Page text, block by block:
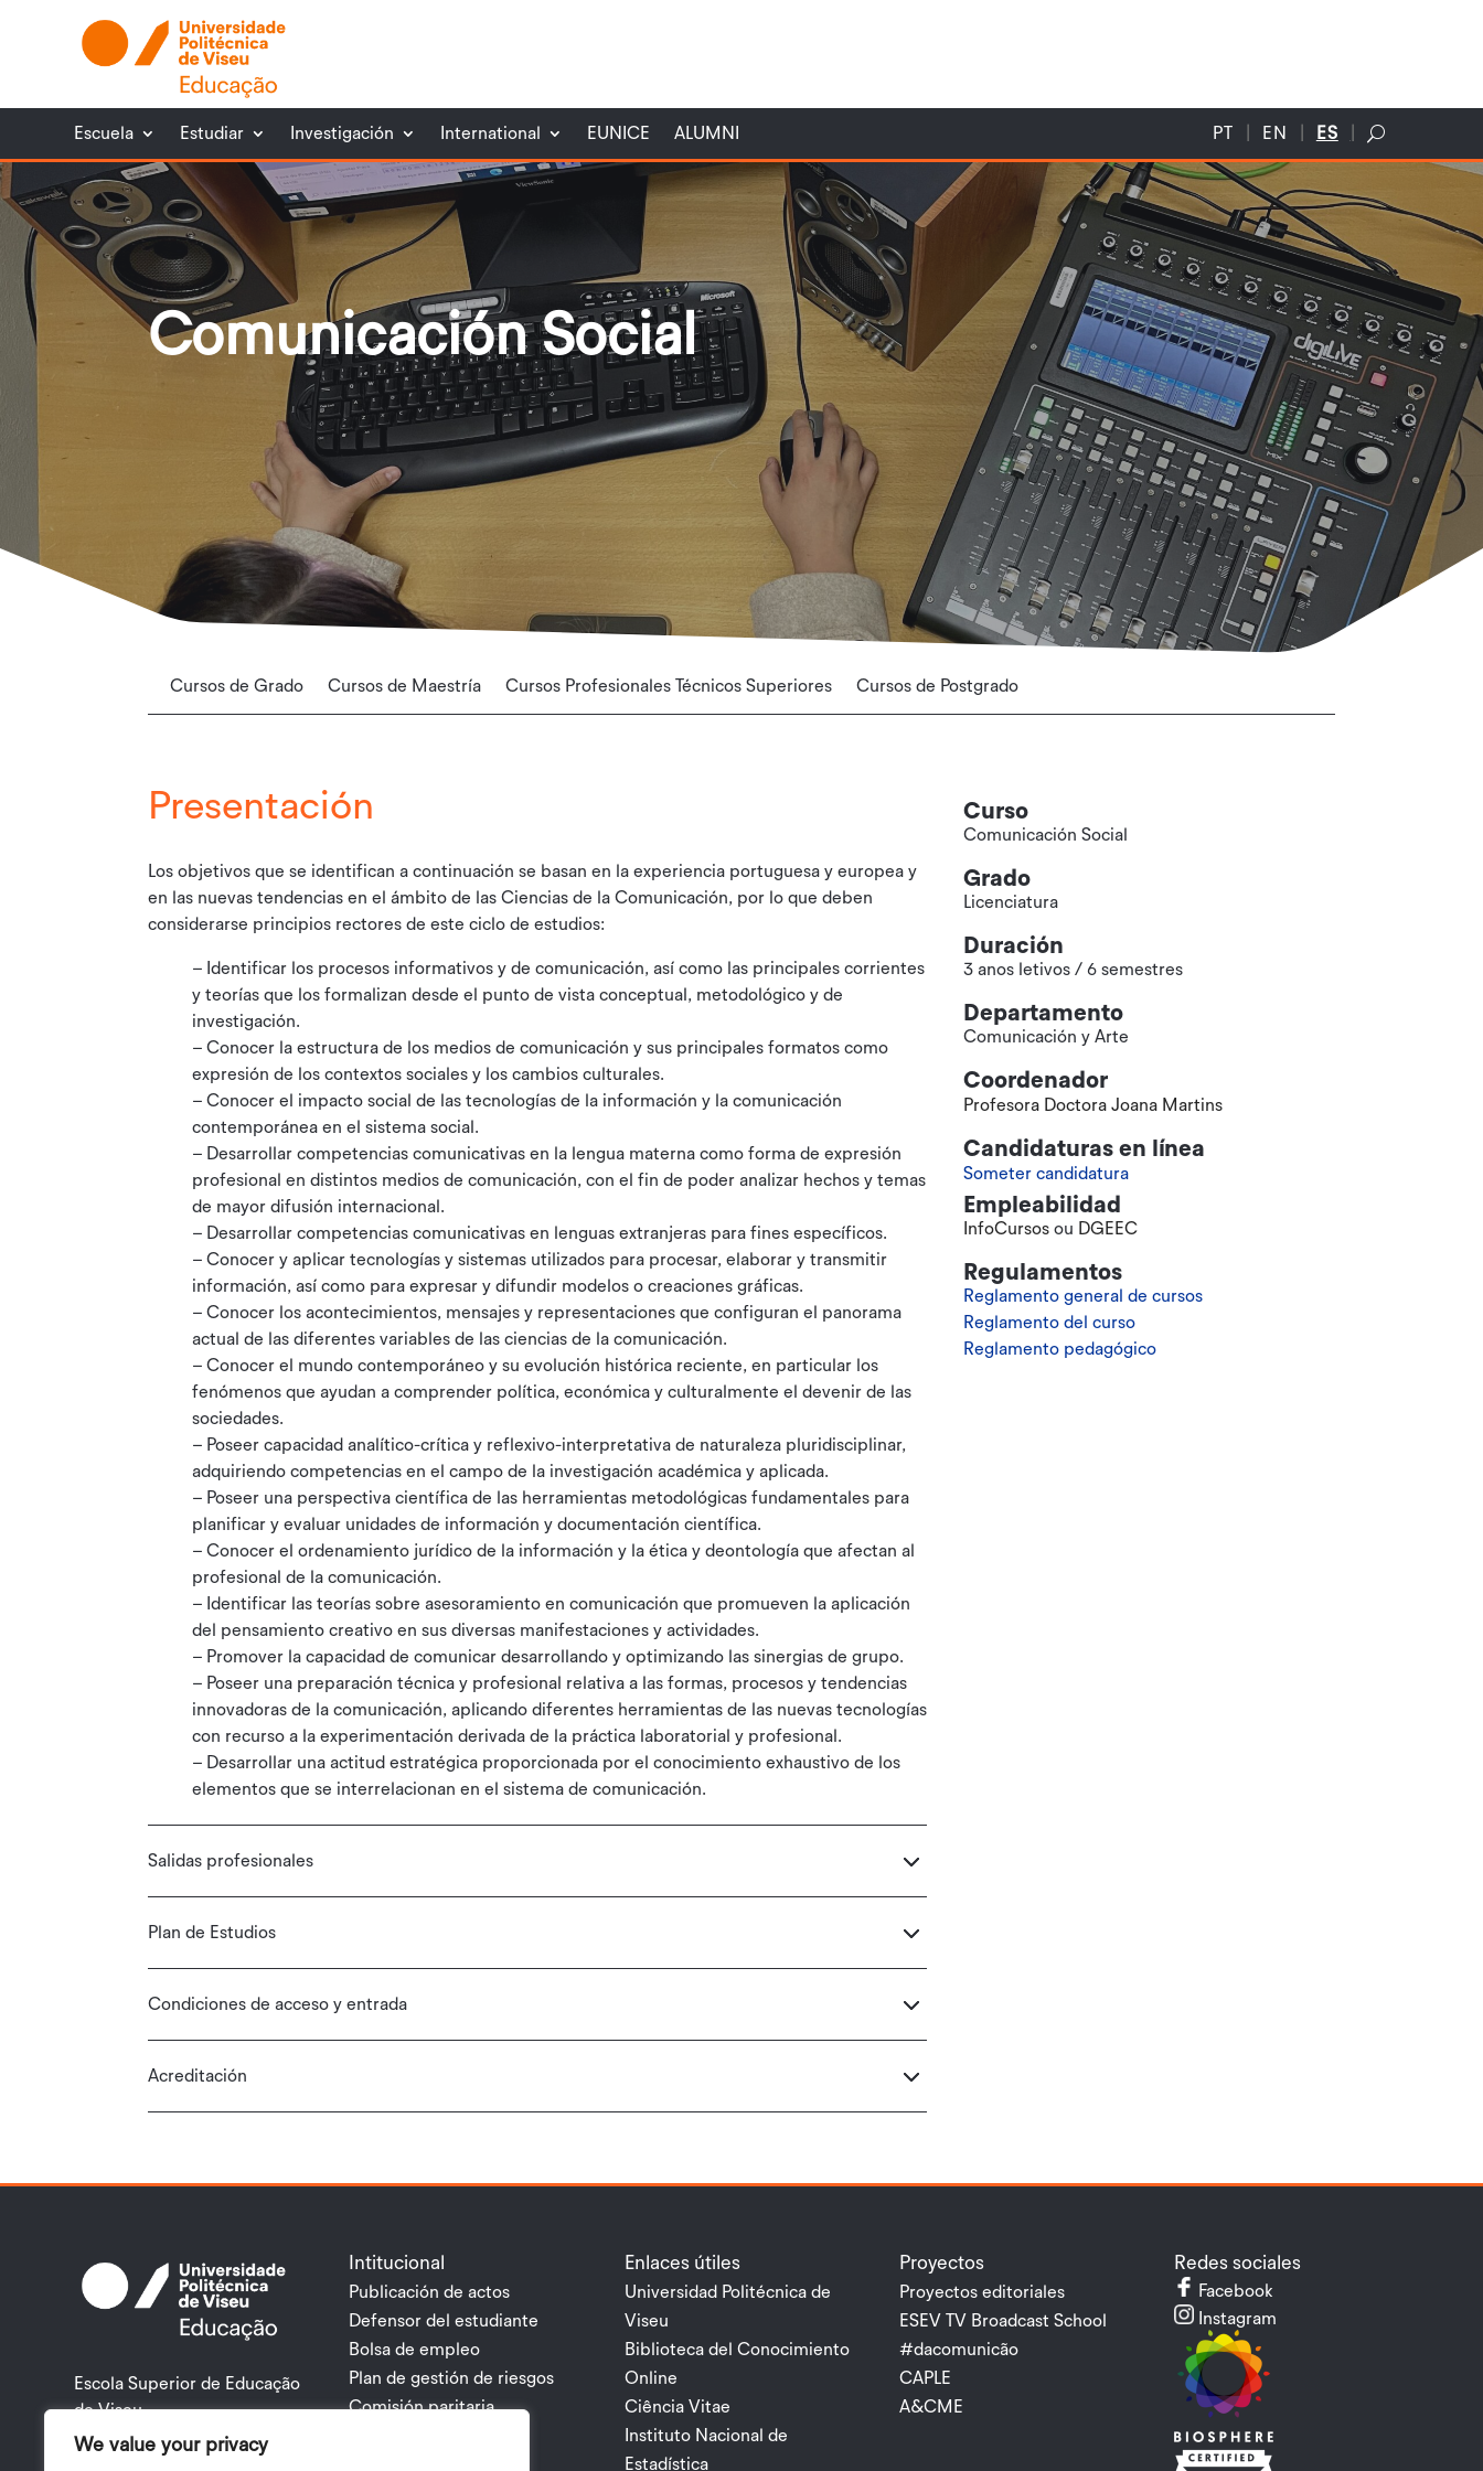
We value your privacy
Escuela Estudiar Investigación International EUNICE ALUMNI PT EN ES
Comunicación Social
Cursos de Grado Cursos de Maestría Cursos Profesionales Técnicos Superiores Cursos de Postgrado
Presentación
Los objetivos que se identifican a continuación se basan en la experiencia portuguesa y europea y
en las nuevas tendencias en el ámbito de las Ciencias de la Comunicación, por lo que deben
considerarse principios rectores de este ciclo de estudios:
– Identificar los procesos informativos y de comunicación, así como las principales corrientes
y teorías que los formalizan desde el punto de vista conceptual, metodológico y de
investigación.
– Conocer la estructura de los medios de comunicación y sus principales formatos como
expresión de los contextos sociales y los cambios culturales.
– Conocer el impacto social de las tecnologías de la información y la comunicación
contemporánea en el sistema social.
– Desarrollar competencias comunicativas en la lengua materna como forma de expresión
profesional en distintos medios de comunicación, con el fin de poder analizar hechos y temas
de mayor difusión internacional.
– Desarrollar competencias comunicativas en lenguas extranjeras para fines específicos.
– Conocer y aplicar tecnologías y sistemas utilizados para procesar, elaborar y transmitir
información, así como para expresar y difundir modelos o creaciones gráficas.
– Conocer los acontecimientos, mensajes y representaciones que configuran el panorama
actual de las diferentes variables de las ciencias de la comunicación.
– Conocer el mundo contemporáneo y su evolución histórica reciente, en particular los
fenómenos que ayudan a comprender política, económica y culturalmente el devenir de las
sociedades.
– Poseer capacidad analítico-crítica y reflexivo-interpretativa de naturaleza pluridisciplinar,
adquiriendo competencias en el campo de la investigación académica y aplicada.
– Poseer una perspectiva científica de las herramientas metodológicas fundamentales para
planificar y evaluar unidades de información y documentación científica.
– Conocer el ordenamiento jurídico de la información y la ética y deontología que afectan al
profesional de la comunicación.
– Identificar las teorías sobre asesoramiento en comunicación que promueven la aplicación
del pensamiento creativo en sus diversas manifestaciones y actividades.
– Promover la capacidad de comunicar desarrollando y optimizando las sinergias de grupo.
– Poseer una preparación técnica y profesional relativa a las formas, procesos y tendencias
innovadoras de la comunicación, aplicando diferentes herramientas de las nuevas tecnologías
con recurso a la experimentación derivada de la práctica laboratorial y profesional.
– Desarrollar una actitud estratégica proporcionada por el conocimiento exhaustivo de los
elementos que se interrelacionan en el sistema de comunicación.
Salidas profesionales
Plan de Estudios
Condiciones de acceso y entrada
Acreditación
Curso
Comunicación Social
Grado
Licenciatura
Duración
3 anos letivos / 6 semestres
Departamento
Comunicación y Arte
Coordenador
Profesora Doctora Joana Martins
Candidaturas en línea
Someter candidatura
Empleabilidad
InfoCursosou DGEEC
Regulamentos
Reglamento general de cursos
Reglamento del curso
Reglamento pedagógico
Escola Superior de Educação
de Viseu
Rua Maximiano Aragão
Intitucional
Publicación de actos
Defensor del estudiante
Bolsa de empleo
Plan de gestión de riesgos
Comisión paritaria
Enlaces útiles
Universidad Politécnica de
Viseu
Biblioteca del Conocimiento
Online
Ciência Vitae
Instituto Nacional de
Estadística
Proyectos
Proyectos editoriales
ESEV TV Broadcast School
#dacomunicão
CAPLE
A&CME
Redes sociales
Facebook
Instagram